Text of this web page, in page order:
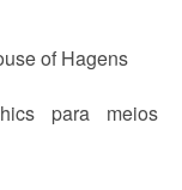
of Hagens
para meios